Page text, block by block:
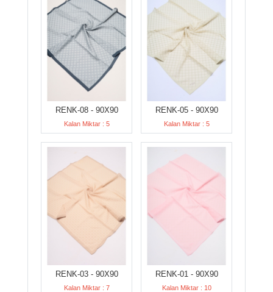
RENK-08 - 90X90
Kalan Miktar : 5
RENK-05 - 90X90
Kalan Miktar : 5
RENK-03 - 90X90
Kalan Miktar : 7
RENK-01 - 90X90
Kalan Miktar : 10